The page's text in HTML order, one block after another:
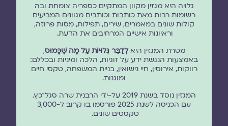
גלויה היא מגזין מקוון המתקיים כספריה צומחת ובה
רשומות רבות מאת כותבות וכותבים מגוונים המביעים
קולות שונים במאמרים, שירים, תפילות, מסות פרוזה,
וראיונות אישיים המרחיבים את הדעת.
מטרת המגזין היאלְדַבֵּר גְּלוּיוֹת עַל מָה שֶׁכָּמוּס,
באמצעות הנגשת ידע על זוגיות, הלכה ומיניות ובכללם:
רווקות, אירוסין, חיי נישואין, בניית המשפחה, טקסי חיים
ומוגנוּת.
המגזין נוסד בשנת 2019 על-ידי הרבנית שרה סגל־כץ.
עם הכניסה לשנת 2025 פורסמו בו קרוב ל-3,000
טקסטים שונים.